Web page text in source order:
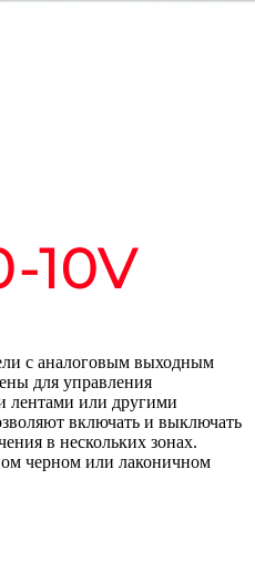
с аналоговым выходным
для управления
лентами или другими
включать и выключать
в нескольких зонах.
черном или лаконичном